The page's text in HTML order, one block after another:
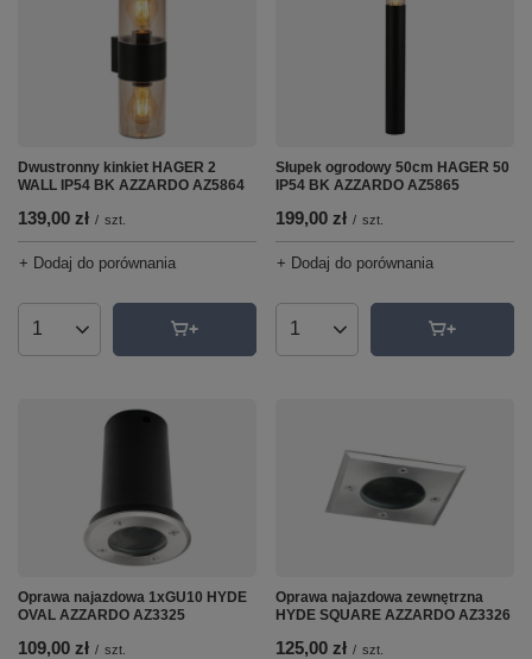
Dwustronny kinkiet HAGER 2
WALL IP54 BK AZZARDO AZ5864
139,00 zł / szt.
+ Dodaj do porównania
Ilość produktów
Słupek ogrodowy 50cm HAGER 50
IP54 BK AZZARDO AZ5865
199,00 zł / szt.
+ Dodaj do porównania
Ilość produktów
Oprawa najazdowa 1xGU10 HYDE
OVAL AZZARDO AZ3325
109,00 zł / szt.
Oprawa najazdowa zewnętrzna
HYDE SQUARE AZZARDO AZ3326
125,00 zł / szt.